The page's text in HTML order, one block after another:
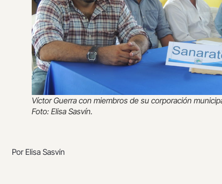
Víctor Guerra con miembros de su corporación
Foto: Elisa Sasvín.
Por Elisa Sasvín